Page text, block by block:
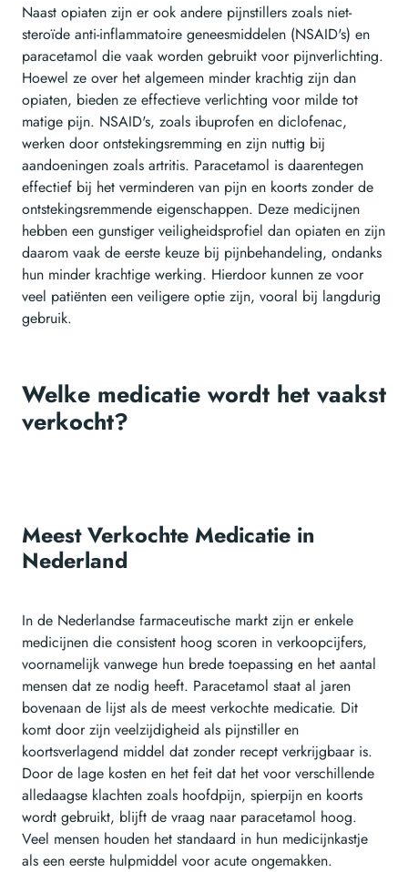
Naast opiaten zijn er ook andere pijnstillers zoals niet-
steroïde anti-inflammatoire geneesmiddelen (NSAID's) en
paracetamol die vaak worden gebruikt voor pijnverlichting.
Hoewel ze over het algemeen minder krachtig zijn dan
opiaten, bieden ze effectieve verlichting voor milde tot
matige pijn. NSAID's, zoals ibuprofen en diclofenac,
werken door ontstekingsremming en zijn nuttig bij
aandoeningen zoals artritis. Paracetamol is daarentegen
effectief bij het verminderen van pijn en koorts zonder de
ontstekingsremmende eigenschappen. Deze medicijnen
hebben een gunstiger veiligheidsprofiel dan opiaten en zijn
daarom vaak de eerste keuze bij pijnbehandeling, ondanks
hun minder krachtige werking. Hierdoor kunnen ze voor
veel patiënten een veiligere optie zijn, vooral bij langdurig
gebruik.
Welke medicatie wordt het vaakst
verkocht?
Meest Verkochte Medicatie in
Nederland
In de Nederlandse farmaceutische markt zijn er enkele
medicijnen die consistent hoog scoren in verkoopcijfers,
voornamelijk vanwege hun brede toepassing en het aantal
mensen dat ze nodig heeft. Paracetamol staat al jaren
bovenaan de lijst als de meest verkochte medicatie. Dit
komt door zijn veelzijdigheid als pijnstiller en
koortsverlagend middel dat zonder recept verkrijgbaar is.
Door de lage kosten en het feit dat het voor verschillende
alledaagse klachten zoals hoofdpijn, spierpijn en koorts
wordt gebruikt, blijft de vraag naar paracetamol hoog.
Veel mensen houden het standaard in hun medicijnkastje
als een eerste hulpmiddel voor acute ongemakken.